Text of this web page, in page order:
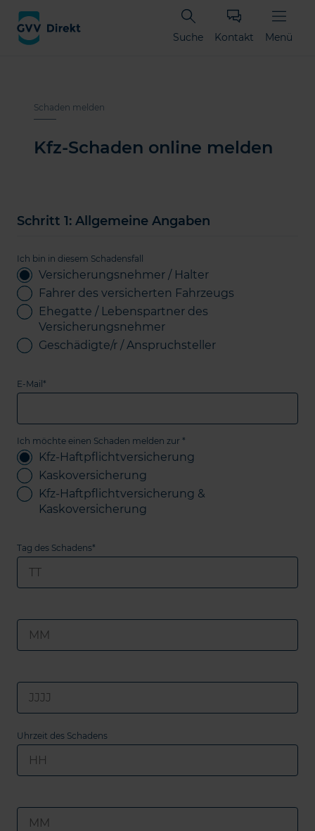
Suche Kontakt Menü
Schaden melden
Kfz-Schaden online melden
Schritt 1: Allgemeine Angaben
Ich bin in diesem Schadensfall
Versicherungsnehmer / Halter
Fahrer des versicherten Fahrzeugs
Ehegatte / Lebenspartner des
Versicherungsnehmer
Geschädigte/r / Anspruchsteller
E-Mail*
Ich möchte einen Schaden melden zur *
Kfz-Haftpflichtversicherung
Kaskoversicherung
Kfz-Haftpflichtversicherung &
Kaskoversicherung
Tag des Schadens*
Uhrzeit des Schadens